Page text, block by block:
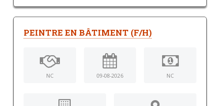
PEINTRE EN BÂTIMENT (F/H)
NC 09-08-2026 NC